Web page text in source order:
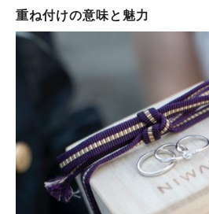
重ね付けの意味と魅力